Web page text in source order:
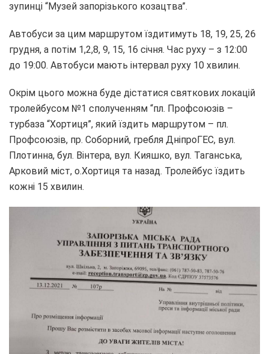
зупинці “Музей запорізького козацтва”.
Автобуси за цим маршрутом їздитимуть 18, 19, 25, 26
грудня, а потім 1,2,8, 9, 15, 16 січня. Час руху – з 12:00
до 19:00. Автобуси мають інтервал руху 10 хвилин.
Окрім цього можна буде дістатися святкових локацій
тролейбусом №1 сполученням “пл. Профсоюзів –
турбаза “Хортиця”, який їздить маршрутом – пл.
Профсоюзів, пр. Соборний, гребля ДніпроГЕС, вул.
Плотинна, бул. Вінтера, вул. Кияшко, вул. Таганська,
Арковий міст, о.Хортиця та назад. Тролейбус їздить
кожні 15 хвилин.